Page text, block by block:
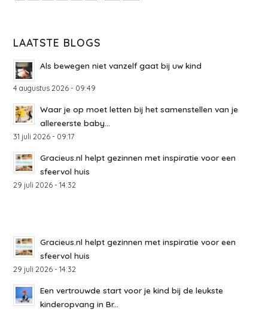
LAATSTE BLOGS
Als bewegen niet vanzelf gaat bij uw kind
4 augustus 2026 - 09:49
Waar je op moet letten bij het samenstellen van je
allereerste baby...
31 juli 2026 - 09:17
Gracieus.nl helpt gezinnen met inspiratie voor een
sfeervol huis
29 juli 2026 - 14:32
Gracieus.nl helpt gezinnen met inspiratie voor een
sfeervol huis
29 juli 2026 - 14:32
Een vertrouwde start voor je kind bij de leukste
kinderopvang in Br...